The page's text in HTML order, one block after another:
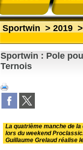
Sportwin > 2019 >
Sportwin : Pole
Ternois
La quatrième manche de
lors du weekend
Guillaume Grelaud réalise